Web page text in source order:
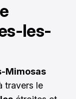
les-
Mimosas
travers le